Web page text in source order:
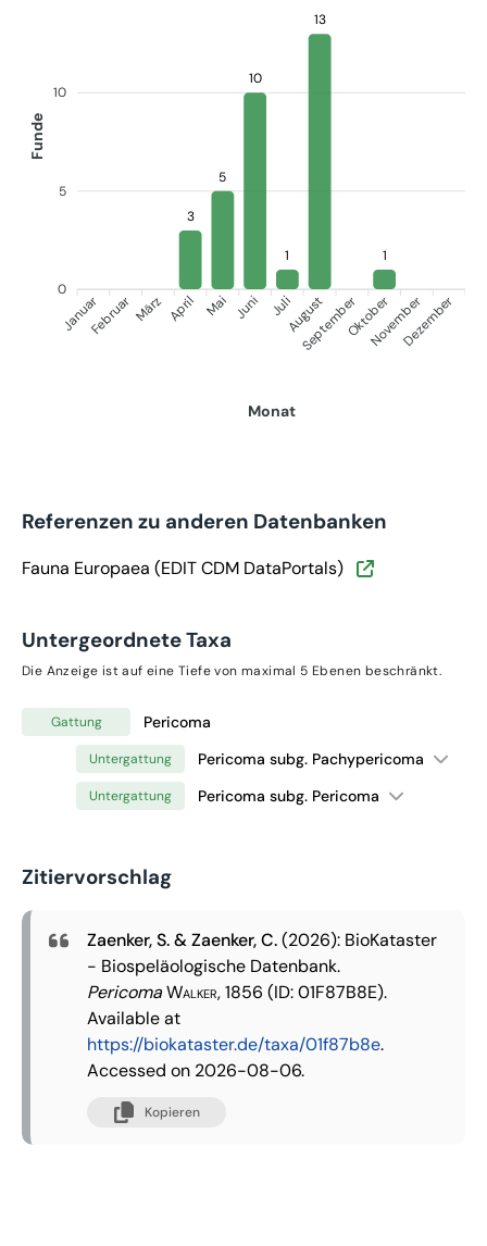
10
5
0
Funde
3
5
10
1
13
1
JanuarFebruar März April Mai Juni JuliAugust
SeptemberOktoberNovemberDezember
Monat
Referenzen zu anderen Datenbanken
Fauna Europaea (EDIT CDM DataPortals)
Untergeordnete Taxa
Die Anzeige ist auf eine Tiefe von maximal 5 Ebenen beschränkt.
Gattung Pericoma
Untergattung Pericoma subg. Pachypericoma
Untergattung Pericoma subg. Pericoma
Zitiervorschlag
Zaenker, S. & Zaenker, C.(2026): BioKataster
- Biospeläologische Datenbank.
PericomaWalker, 1856 (ID: 01F87B8E).
Available at
https://biokataster.de/taxa/01f87b8e.
Accessed on 2026-08-06.
Kopieren